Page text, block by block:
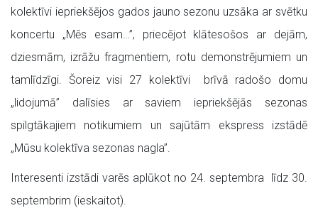
kolektīvi iepriekšējos gados jauno sezonu uzsāka ar svētku
koncertu „Mēs esam…”, priecējot klātesošos ar dejām,
dziesmām, izrāžu fragmentiem, rotu demonstrējumiem un
tamlīdzīgi. Šoreiz visi 27 kolektīvi brīvā radošo domu
„lidojumā” dalīsies ar saviem iepriekšējās sezonas
spilgtākajiem notikumiem un sajūtām ekspress izstādē
„Mūsu kolektīva sezonas nagla”.
Interesenti izstādi varēs aplūkot no 24. septembra līdz 30.
septembrim (ieskaitot).